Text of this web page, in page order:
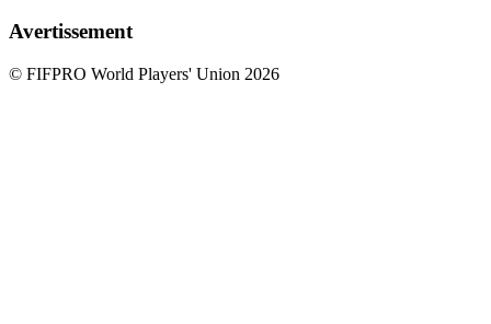
Avertissement
© FIFPRO World Players' Union 2026